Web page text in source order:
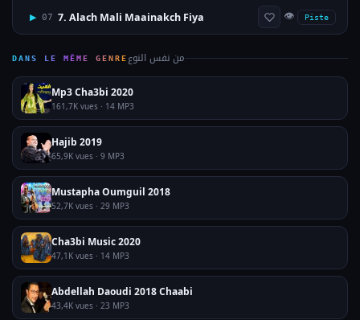
▶ 07 7. Alach Mali Maainakch Fiya 👁 Piste
DANS LE MÊME GENRE من نفس النوع
Mp3 Cha3bi 2020
161,7K vues · 14 MP3
Hajib 2019
65,9K vues · 9 MP3
Mustapha Oumguil 2018
52,7K vues · 29 MP3
Cha3bi Music 2020
47,1K vues · 14 MP3
Abdellah Daoudi 2018 Chaabi
43,4K vues · 23 MP3